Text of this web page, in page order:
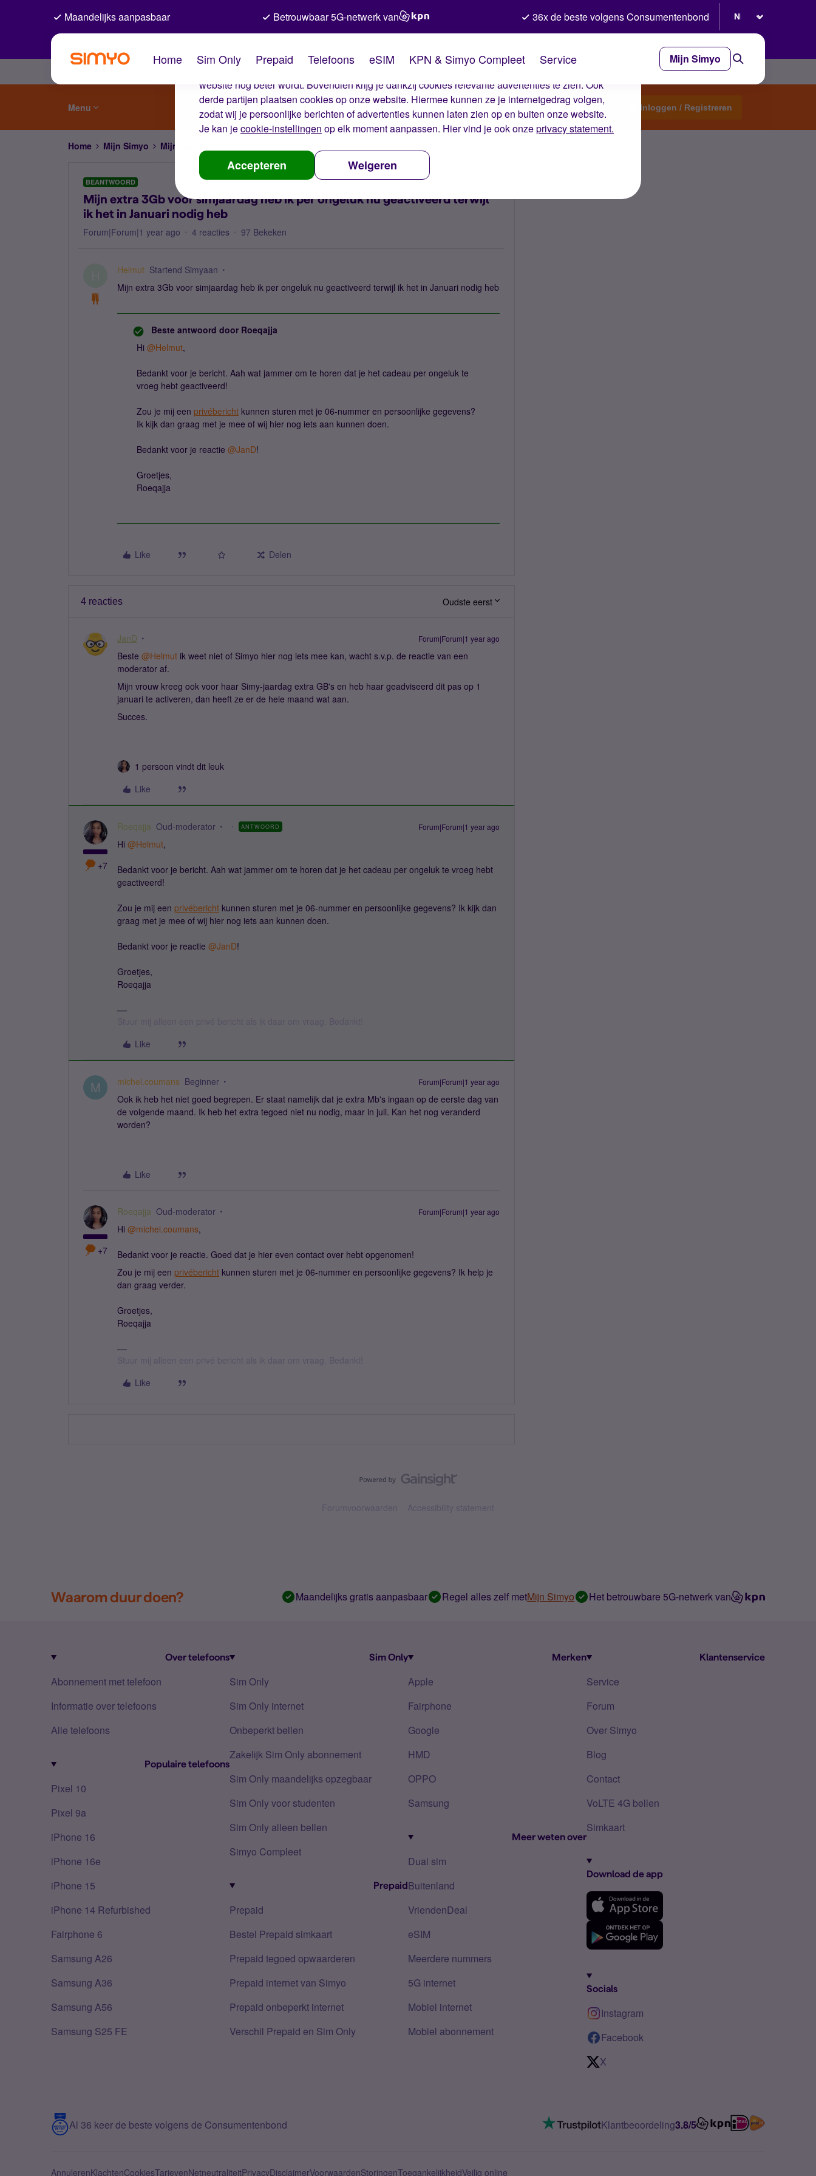
De cookies van Simyo
Wij gebruiken cookies op onze website. Met deze cookies zorgen wij ervoor dat je ervaring op de
website nog beter wordt. Bovendien krijg je dankzij cookies relevante advertenties te zien. Ook
derde partijen plaatsen cookies op onze website. Hiermee kunnen ze je internetgedrag volgen,
zodat wij je persoonlijke berichten of advertenties kunnen laten zien op en buiten onze website.
Je kan jecookie-instellingen op elk moment aanpassen. Hier vind je ook onzeprivacy statement.
Accepteren Weigeren
Maandelijks aanpasbaar Betrouwbaar 5G-netwerk van 36x de beste volgens Consumentenbond
Home Sim Only Prepaid Telefoons eSIM KPN & Simyo Compleet Service Mijn Simyo
Menu Start een topic Inloggen / Registreren
Home Mijn Simyo Mijn Simyo
BEANTWOORD
Mijn extra 3Gb voor simjaardag heb ik per ongeluk nu geactiveerd terwijl
ik het in Januari nodig heb
Forum|Forum|1 year ago 4 reacties 97 Bekeken
Helmut Startend Simyaan
Mijn extra 3Gb voor simjaardag heb ik per ongeluk nu geactiveerd terwijl ik het in Januari nodig heb
Beste antwoord door Roeqajja
Hi ​ @Helmut,
Bedankt voor je bericht. Aah wat jammer om te horen dat je het cadeau per ongeluk te
vroeg hebt geactiveerd!
Zou je mij een privébericht kunnen sturen met je 06-nummer en persoonlijke gegevens?
Ik kijk dan graag met je mee of wij hier nog iets aan kunnen doen.
Bedankt voor je reactie ​ @JanD!
Groetjes,
Roeqajja
Like Delen
4 reacties Oudste eerst
JanD Forum|Forum|1 year ago
Beste ​ @Helmut ik weet niet of Simyo hier nog iets mee kan, wacht s.v.p. de reactie van een
moderator af.
Mijn vrouw kreeg ook voor haar Simy-jaardag extra GB's en heb haar geadviseerd dit pas op 1
januari te activeren, dan heeft ze er de hele maand wat aan.
Succes.
1 persoon vindt dit leuk
Like
+7
Roeqajja Oud-moderator ANTWOORD Forum|Forum|1 year ago
Hi ​ @Helmut,
Bedankt voor je bericht. Aah wat jammer om te horen dat je het cadeau per ongeluk te vroeg hebt
geactiveerd!
Zou je mij een privébericht kunnen sturen met je 06-nummer en persoonlijke gegevens? Ik kijk dan
graag met je mee of wij hier nog iets aan kunnen doen.
Bedankt voor je reactie ​ @JanD!
Groetjes,
Roeqajja
Like
M michel.coumans Beginner Forum|Forum|1 year ago
Ook ik heb het niet goed begrepen. Er staat namelijk dat je extra Mb's ingaan op de eerste dag van
de volgende maand. Ik heb het extra tegoed niet nu nodig, maar in juli. Kan het nog veranderd
worden?
Like
+7
Roeqajja Oud-moderator Forum|Forum|1 year ago
Hi ​ @michel.coumans,
Bedankt voor je reactie. Goed dat je hier even contact over hebt opgenomen!
Zou je mij een privébericht kunnen sturen met je 06-nummer en persoonlijke gegevens? Ik help je
dan graag verder.
Groetjes,
Roeqajja
Stuur mij alleen een privé bericht als ik daar om vraag. Bedankt!
Like
Forumvoorwaarden Accessibility statement
Waarom duur doen? Maandelijks gratis aanpasbaar Regel alles zelf metMijn Simyo Het betrouwbare 5G-netwerk van
Over telefoons
Abonnement met telefoon
Informatie over telefoons
Alle telefoons
Populaire telefoons
Pixel 10
Pixel 9a
iPhone 16
iPhone 16e
iPhone 15
iPhone 14 Refurbished
Fairphone 6
Samsung A26
Samsung A36
Samsung A56
Samsung S25 FE
Sim Only
Sim Only
Sim Only internet
Onbeperkt bellen
Zakelijk Sim Only abonnement
Sim Only maandelijks opzegbaar
Sim Only voor studenten
Sim Only alleen bellen
Simyo Compleet
Prepaid
Prepaid
Bestel Prepaid simkaart
Prepaid tegoed opwaarderen
Prepaid internet van Simyo
Prepaid onbeperkt internet
Verschil Prepaid en Sim Only
Merken
Apple
Fairphone
Google
HMD
OPPO
Samsung
Meer weten over
Dual sim
Buitenland
VriendenDeal
eSIM
Meerdere nummers
5G internet
Mobiel internet
Mobiel abonnement
Klantenservice
Service
Forum
Over Simyo
Blog
Contact
VoLTE 4G bellen
Simkaart
Download de app
Socials
Instagram
Facebook
X
Al 36 keer de beste volgens de Consumentenbond Klantbeoordeling3.8/5
AnnulerenKlachtenCookiesTarievenNetneutraliteitPrivacyDisclaimerVoorwaardenStoringenToegankelijkheidVeilig online